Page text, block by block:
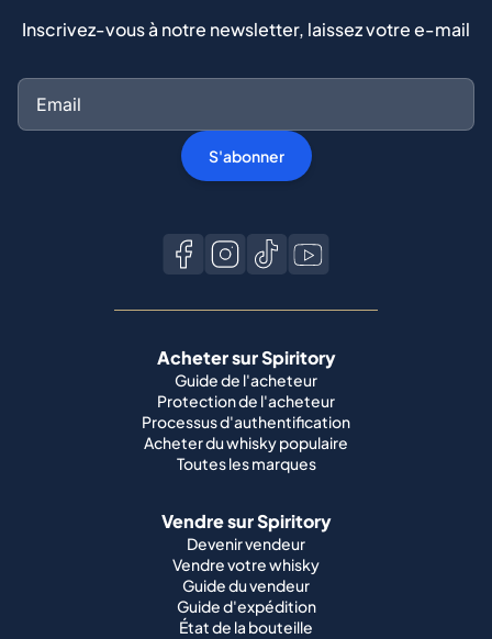
Inscrivez-vous à notre newsletter, laissez votre e-mail
S'abonner
Acheter sur Spiritory
Guide de l'acheteur
Protection de l'acheteur
Processus d'authentification
Acheter du whisky populaire
Toutes les marques
Vendre sur Spiritory
Devenir vendeur
Vendre votre whisky
Guide du vendeur
Guide d'expédition
État de la bouteille